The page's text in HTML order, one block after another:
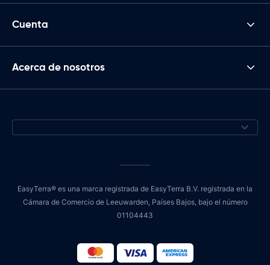
Cuenta
Acerca de nosotros
EasyTerra® es una marca registrada de EasyTerra B.V. registrada en la
Cámara de Comercio de Leeuwarden, Países Bajos, bajo el número
01104443